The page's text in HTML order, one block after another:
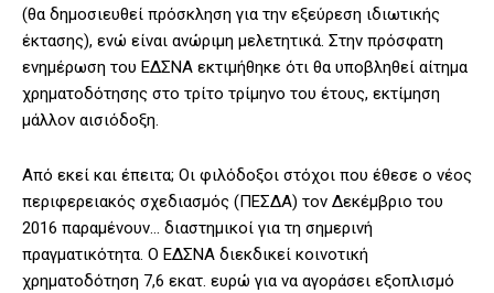
(θα δημοσιευθεί πρόσκληση για την εξεύρεση ιδιωτικής
έκτασης), ενώ είναι ανώριμη μελετητικά. Στην πρόσφατη
ενημέρωση του ΕΔΣΝΑ εκτιμήθηκε ότι θα υποβληθεί αίτημα
χρηματοδότησης στο τρίτο τρίμηνο του έτους, εκτίμηση
μάλλον αισιόδοξη.
Από εκεί και έπειτα; Οι φιλόδοξοι στόχοι που έθεσε ο νέος
περιφερειακός σχεδιασμός (ΠΕΣΔΑ) τον Δεκέμβριο του
2016 παραμένουν… διαστημικοί για τη σημερινή
πραγματικότητα. Ο ΕΔΣΝΑ διεκδικεί κοινοτική
χρηματοδότηση 7,6 εκατ. ευρώ για να αγοράσει εξοπλισμό